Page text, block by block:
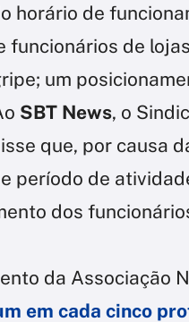
horário de
funcionários de
um
SBT News, o
que, por causa
período de
dos
da Associação
em cada cinco